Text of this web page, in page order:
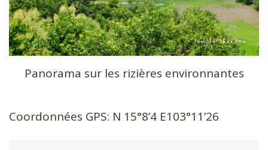
Panorama sur les rizières environnantes
Coordonnées GPS: N 15°8’4 E103°11’26